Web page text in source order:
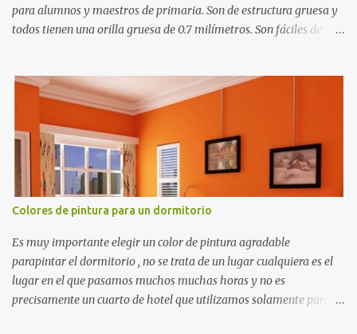
para alumnos y maestros de primaria. Son de estructura gruesa y
todos tienen una orilla gruesa de 0.7 milímetros. Son fáciles de
matemáticos, para decorar los cumpleaños de los niños, entre
otras cosas.
Colores de pintura para un dormitorio
Es muy importante elegir un color de pintura agradable
parapintar el dormitorio , no se trata de un lugar cualquiera es el
lugar en el que pasamos muchos muchas horas y no es
precisamente un cuarto de hotel que utilizamos solamente para